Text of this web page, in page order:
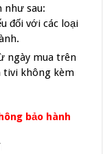
như sau:
đối với các loại
ngày mua trên
tivi không kèm
bảo hành